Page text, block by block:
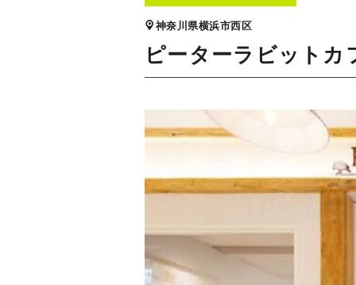
神奈川県横浜市西区
ピーターラビットカ